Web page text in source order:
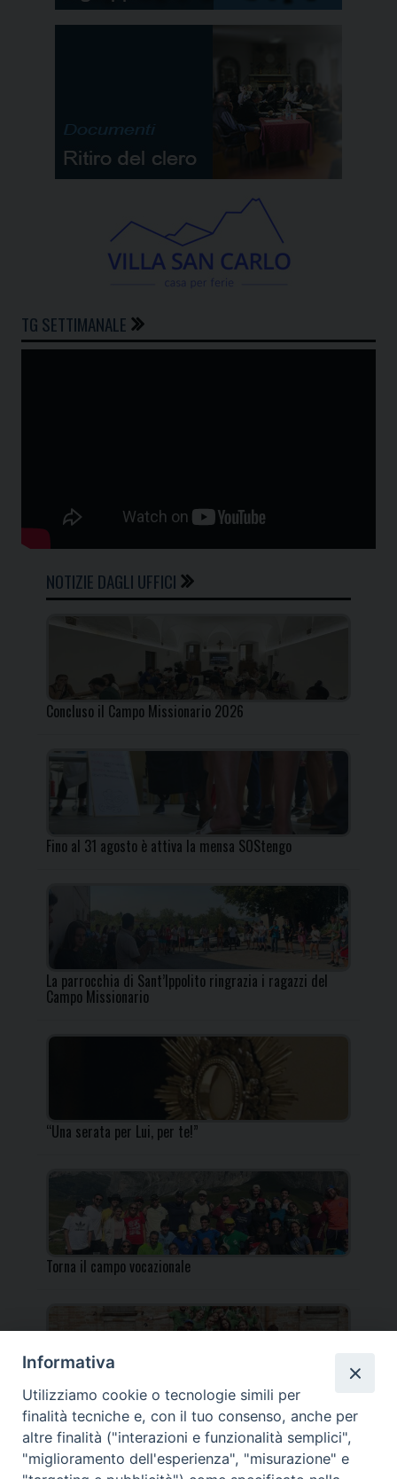
TG SETTIMANALE
NOTIZIE DAGLI UFFICI
Concluso il Campo Missionario 2026
Fino al 31 agosto è attiva la mensa SOStengo
La parrocchia di Sant’Ippolito ringrazia i ragazzi del
Campo Missionario
“Una serata per Lui, per te!”
Torna il campo vocazionale
Torna il Campo Missionario Diocesano
Informativa
Utilizziamo cookie o tecnologie simili per
finalità tecniche e, con il tuo consenso, anche per
altre finalità ("interazioni e funzionalità semplici",
"miglioramento dell'esperienza", "misurazione" e